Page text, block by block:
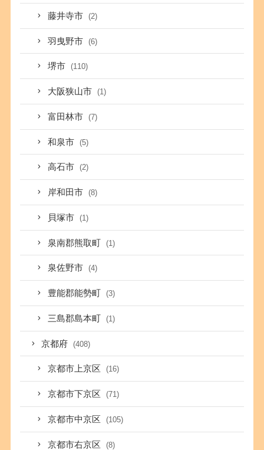
藤井寺市 (2)
羽曳野市 (6)
堺市 (110)
大阪狭山市 (1)
富田林市 (7)
和泉市 (5)
高石市 (2)
岸和田市 (8)
貝塚市 (1)
泉南郡熊取町 (1)
泉佐野市 (4)
豊能郡能勢町 (3)
三島郡島本町 (1)
京都府 (408)
京都市上京区 (16)
京都市下京区 (71)
京都市中京区 (105)
京都市右京区 (8)